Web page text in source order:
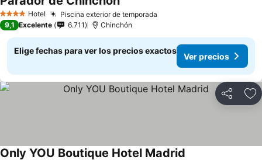
4 EstrellasHotel Piscina exterior de temporada
9,1 Excelente 6.711 Chinchón
Elige fechas para ver los precios exactos
Ver precios
Compartir
Only YOU Boutique Hotel Madrid